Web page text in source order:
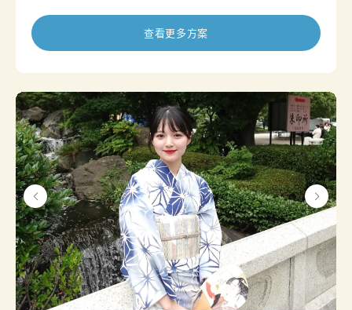
查看更多方案